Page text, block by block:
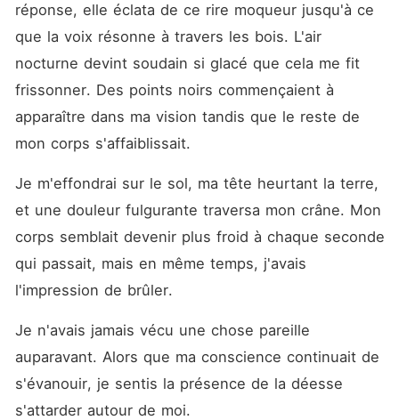
réponse, elle éclata de ce rire moqueur jusqu'à ce
que la voix résonne à travers les bois. L'air
nocturne devint soudain si glacé que cela me fit
frissonner. Des points noirs commençaient à
apparaître dans ma vision tandis que le reste de
mon corps s'affaiblissait.
Je m'effondrai sur le sol, ma tête heurtant la terre,
et une douleur fulgurante traversa mon crâne. Mon
corps semblait devenir plus froid à chaque seconde
qui passait, mais en même temps, j'avais
l'impression de brûler.
Je n'avais jamais vécu une chose pareille
auparavant. Alors que ma conscience continuait de
s'évanouir, je sentis la présence de la déesse
s'attarder autour de moi.